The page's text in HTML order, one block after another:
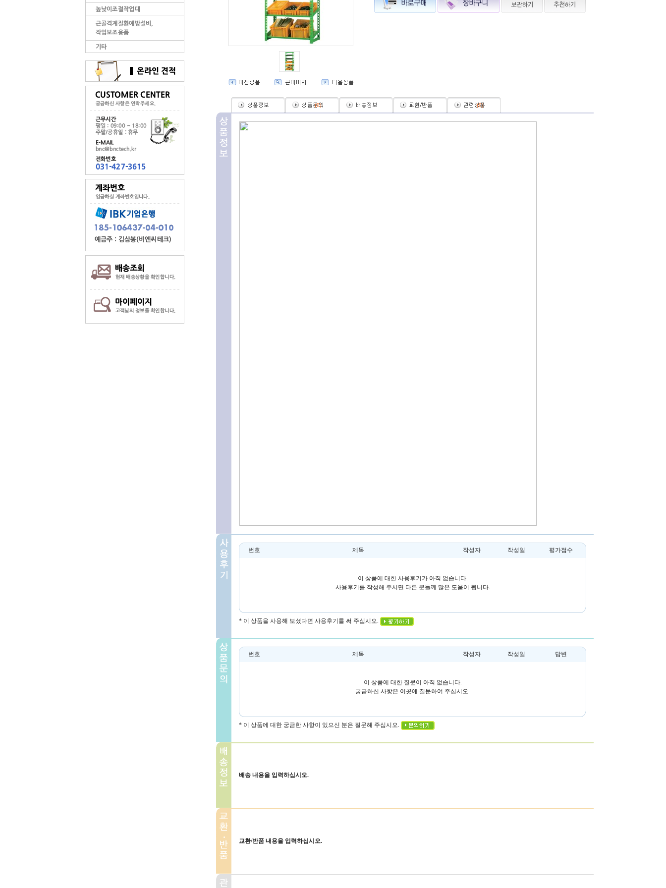
(0) (0)
번호 제목 작성자 작성일 평가점수
이 상품에 대한 사용후기가 아직 없습니다.
사용후기를 작성해 주시면 다른 분들께 많은 도움이 됩니다.
* 이 상품을 사용해 보셨다면 사용후기를 써 주십시오.
번호 제목 작성자 작성일 답변
이 상품에 대한 질문이 아직 없습니다.
궁금하신 사항은 이곳에 질문하여 주십시오.
* 이 상품에 대한 궁금한 사항이 있으신 분은 질문해 주십시오.
배송 내용을 입력하십시오.
교환/반품 내용을 입력하십시오.